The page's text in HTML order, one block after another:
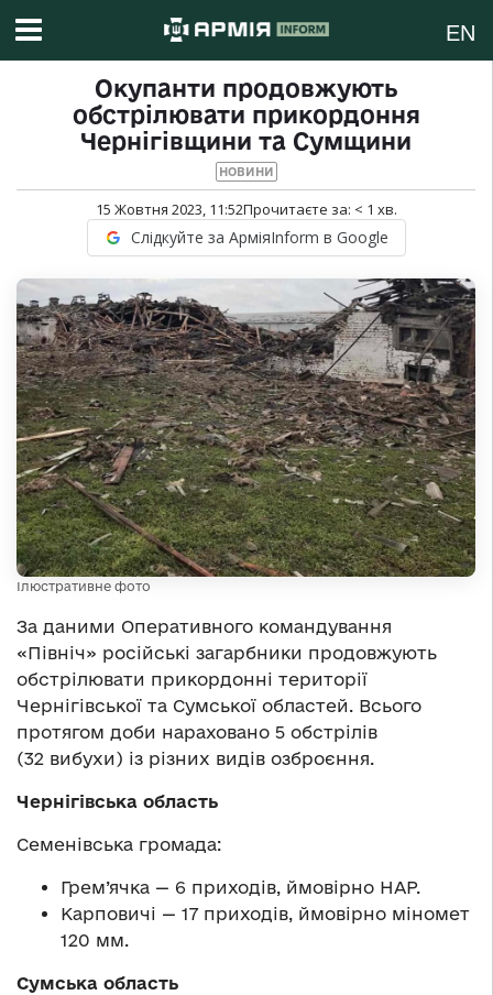
EN
Окупанти продовжують
обстрілювати прикордоння
Чернігівщини та Сумщини
НОВИНИ
15 Жовтня 2023, 11:52Прочитаєте за: < 1 хв.
Слідкуйте за АрміяInform в Google
Ілюстративне фото
За даними Оперативного командування
«Північ» російські загарбники продовжують
обстрілювати прикордонні території
Чернігівської та Сумської областей. Всього
протягом доби нараховано 5 обстрілів
(32 вибухи) із різних видів озброєння.
Чернігівська область
Семенівська громада:
Грем’ячка — 6 приходів, ймовірно НАР.
Карповичі — 17 приходів, ймовірно міномет
120 мм.
Сумська область